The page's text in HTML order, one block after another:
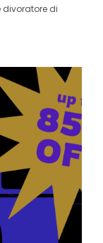
divoratore di